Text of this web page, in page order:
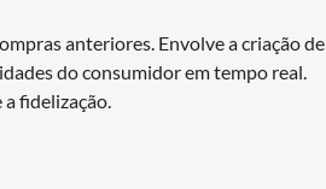
anteriores. Envolve a criação de
do consumidor em tempo real.
fidelização.